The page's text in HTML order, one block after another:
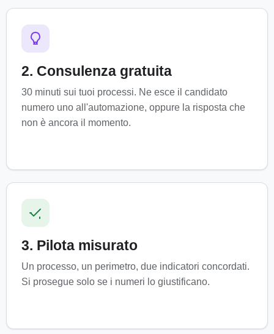
2. Consulenza gratuita
30 minuti sui tuoi processi. Ne esce il candidato
numero uno all'automazione, oppure la risposta che
non è ancora il momento.
3. Pilota misurato
Un processo, un perimetro, due indicatori concordati.
Si prosegue solo se i numeri lo giustificano.